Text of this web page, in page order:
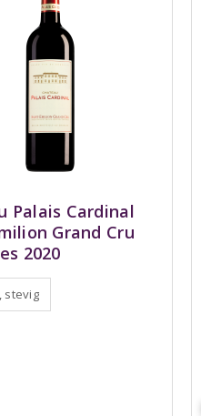
Palais Cardinal
Grand Cru
2020
stevig